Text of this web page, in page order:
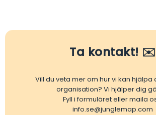
Ta kontakt! ✉️
Vill du veta mer om hur vi kan hjälpa
organisation? Vi hjälper dig
Fyll i formuläret eller maila
info.se@junglemap.com